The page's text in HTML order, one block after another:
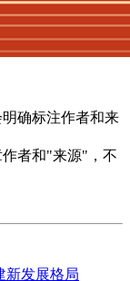
确标注作者和来
者和"来源"，不
新发展格局